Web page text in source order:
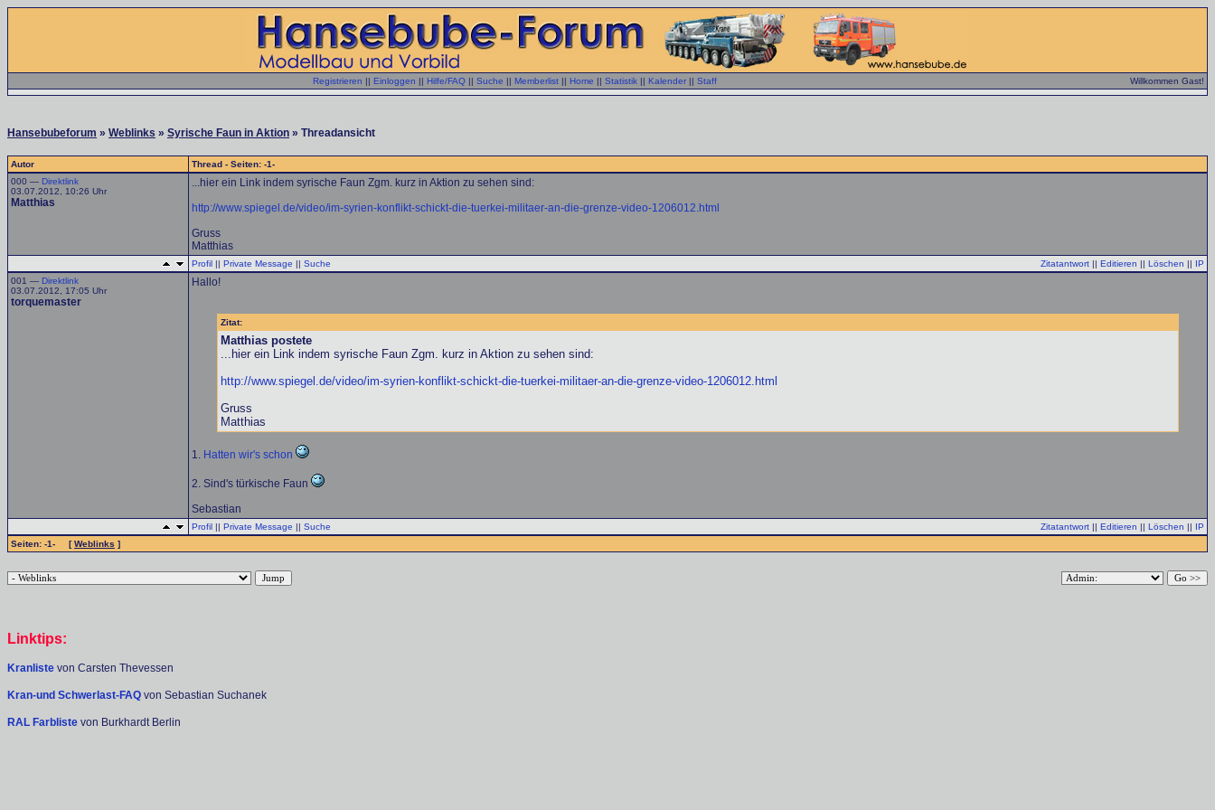
Registrieren || Einloggen || Hilfe/FAQ || Suche || Memberlist || Home || Statistik || Kalender || Staff Willkommen Gast!
Hansebubeforum » Weblinks » Syrische Faun in Aktion » Threadansicht
Autor
Thread - Seiten: -1-
000 — Direktlink
03.07.2012, 10:26 Uhr
Matthias
...hier ein Link indem syrische Faun Zgm. kurz in Aktion zu sehen sind:
http://www.spiegel.de/video/im-syrien-konflikt-schickt-die-tuerkei-militaer-an-die-grenze-video-1206012.html
Gruss
Matthias
Profil || Private Message || Suche Zitatantwort || Editieren || Löschen || IP
001 — Direktlink
03.07.2012, 17:05 Uhr
torquemaster
Hallo!
Zitat:
Matthias postete
...hier ein Link indem syrische Faun Zgm. kurz in Aktion zu sehen sind:
http://www.spiegel.de/video/im-syrien-konflikt-schickt-die-tuerkei-militaer-an-die-grenze-video-1206012.html
Gruss
Matthias
1. Hatten wir's schon
2. Sind's türkische Faun
Sebastian
Profil || Private Message || Suche Zitatantwort || Editieren || Löschen || IP
Seiten: -1- [Weblinks ]
Linktips:
Kranliste von Carsten Thevessen
Kran-und Schwerlast-FAQ von Sebastian Suchanek
RAL Farbliste von Burkhardt Berlin